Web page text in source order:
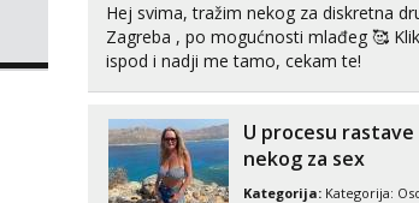
Hej svima, tražim nekog za diskretna
Zagreba , po mogućnosti mlađeg 🥰 Klikni na link
ispod i nadji me tamo, cekam te!
U procesu
nekog za sex
Kategorija: Kategorija: